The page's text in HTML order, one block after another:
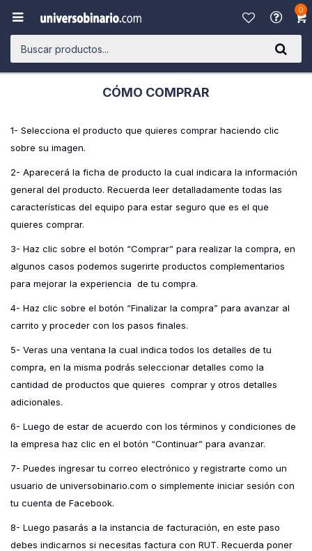
0

CÓMO COMPRAR
1- Selecciona el producto que quieres comprar haciendo clic
sobre su imagen.
2- Aparecerá la ficha de producto la cual indicara la información
general del producto. Recuerda leer detalladamente todas las
características del equipo para estar seguro que es el que
quieres comprar.
3- Haz clic sobre el botón “Comprar” para realizar la compra, en
algunos casos podemos sugerirte productos complementarios
para mejorar la experiencia de tu compra.
4- Haz clic sobre el botón “Finalizar la compra” para avanzar al
carrito y proceder con los pasos finales.
5- Veras una ventana la cual indica todos los detalles de tu
compra, en la misma podrás seleccionar detalles como la
cantidad de productos que quieres comprar y otros detalles
adicionales.
6- Luego de estar de acuerdo con los términos y condiciones de
la empresa haz clic en el botón “Continuar” para avanzar.
7- Puedes ingresar tu correo electrónico y registrarte como un
usuario de universobinario.com o simplemente iniciar sesión con
tu cuenta de Facebook.
8- Luego pasarás a la instancia de facturación, en este paso
debes indicarnos si necesitas factura con RUT. Recuerda poner